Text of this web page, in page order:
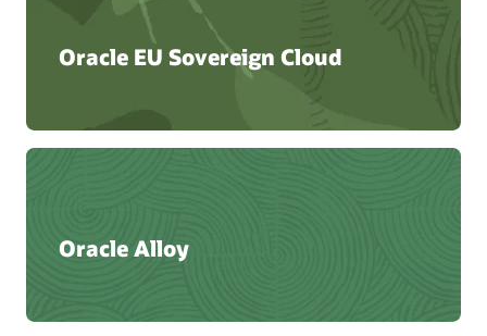
Oracle EU Sovereign Cloud
Oracle Alloy